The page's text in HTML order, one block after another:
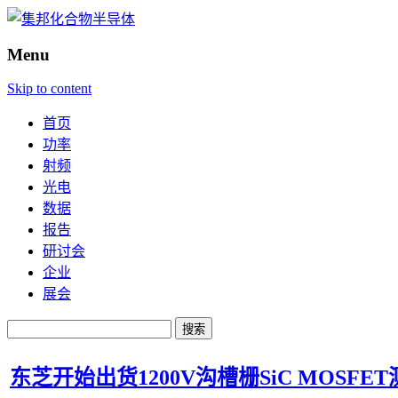
Menu
Skip to content
首页
功率
射频
光电
数据
报告
研讨会
企业
展会
东芝开始出货1200V沟槽栅SiC MOSFET